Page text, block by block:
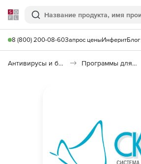
Softline
Поиск
8 (800) 200-08-60Запрос ценыИнферитБлог
Антивирусы и безопасность Программы для защиты информации